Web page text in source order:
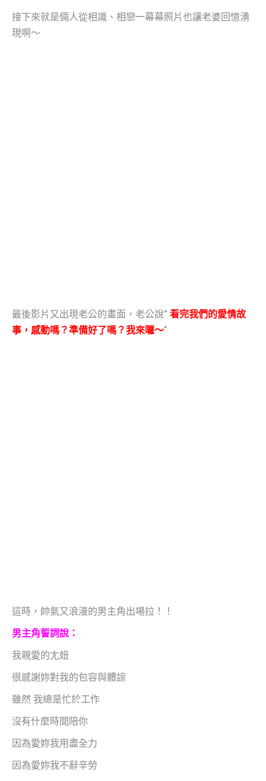
接下來就是倆人從相識、相戀一幕幕照片也讓老婆回憶湧
現啊～
最後影片又出現老公的畫面，老公說” 看完我們的愛情故
事，感動嗎？準備好了嗎？我來囉～“
這時，帥氣又浪漫的男主角出場拉！！
男主角誓詞說：
我親愛的尢妞
很感謝妳對我的包容與體諒
雖然 我總是忙於工作
沒有什麼時間陪你
因為愛妳我用盡全力
因為愛妳我不辭辛勞